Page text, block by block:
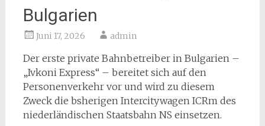
Bulgarien
Juni 17, 2026 admin
Der erste private Bahnbetreiber in Bulgarien –
„Ivkoni Express“ – bereitet sich auf den
Personenverkehr vor und wird zu diesem
Zweck die bsherigen Intercitywagen ICRm des
niederländischen Staatsbahn NS einsetzen.